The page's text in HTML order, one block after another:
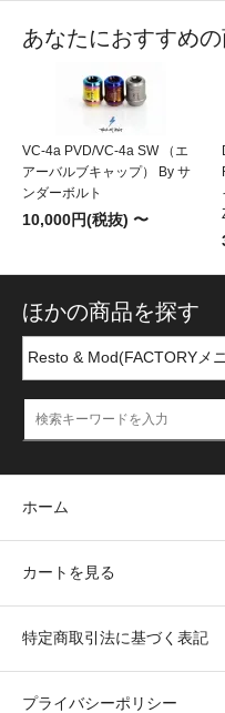
あなたにおすすめ
VC-4a PVD/VC-4a SW （エ
アーバルブキャップ） By サ
ンダーボルト
10,000円(税抜) 〜
ほかの商品を探す
ホーム
カートを見る
特定商取引法に基づく表記
プライバシーポリシー